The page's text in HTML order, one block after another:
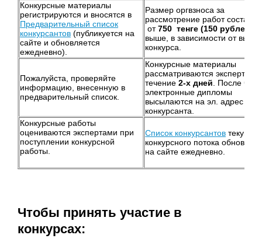
Конкурсные материалы
регистрируются и вносятся в
Предварительный список
конкурсантов (публикуется на
сайте и обновляется
ежедневно).
Размер оргвзноса за
рассмотрение работ
от750 тенге (150 рублей
выше, в зависимости от
конкурса.
Пожалуйста, проверяйте
информацию, внесенную в
предварительный список.
Конкурсные материалы
рассматриваются экспертами
течение 2-х дней . После чего
электронные дипломы
высылаются на эл. адрес
конкурсанта.
Конкурсные работы
оцениваются экспертами при
поступлении конкурсной
работы.
Список конкурсантов
конкурсного потока
на сайте ежедневно.
Чтобы принять участие в
конкурсах: